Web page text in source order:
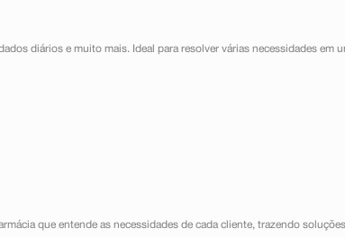
diários e muito mais. Ideal para resolver várias necessidades em
que entende as necessidades de cada cliente, trazendo